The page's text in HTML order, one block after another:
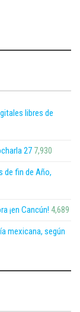
libres de
27 7,930
de fin de Año,
¡en Cancún! 4,689
mexicana, según